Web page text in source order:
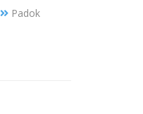
Padok